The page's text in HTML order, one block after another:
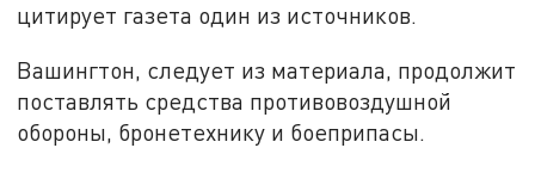
цитирует газета один из источников.
Вашингтон, следует из материала, продолжит
поставлять средства противовоздушной
обороны, бронетехнику и боеприпасы.